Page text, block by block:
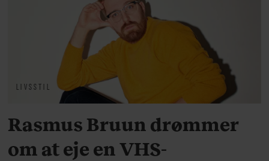
LIVSSTIL
Rasmus Bruun drømmer
om at eje en VHS-